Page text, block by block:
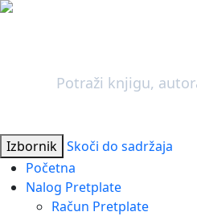
Izbornik Skoči do sadržaja
Početna
Nalog Pretplate
Račun Pretplate